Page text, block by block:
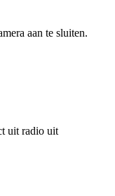
aan te sluiten.
uit radio uit